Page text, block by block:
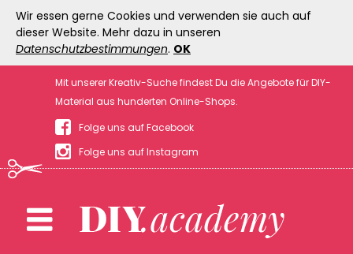
Wir essen gerne Cookies und verwenden sie auch auf
dieser Website. Mehr dazu in unseren
Datenschutzbestimmungen. OK
Mit unserer Kreativ-Suche findest Du die Angebote für DIY-
Material aus hunderten Online-Shops.
Folge uns auf Facebook
Folge uns auf Instagram